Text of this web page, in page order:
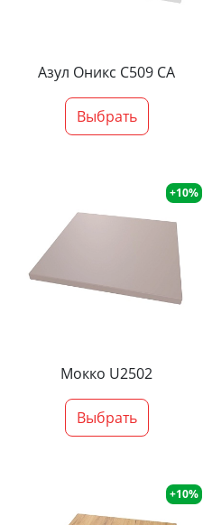
Азул Оникс С509 СА
Выбрать
+10%
Мокко U2502
Выбрать
+10%